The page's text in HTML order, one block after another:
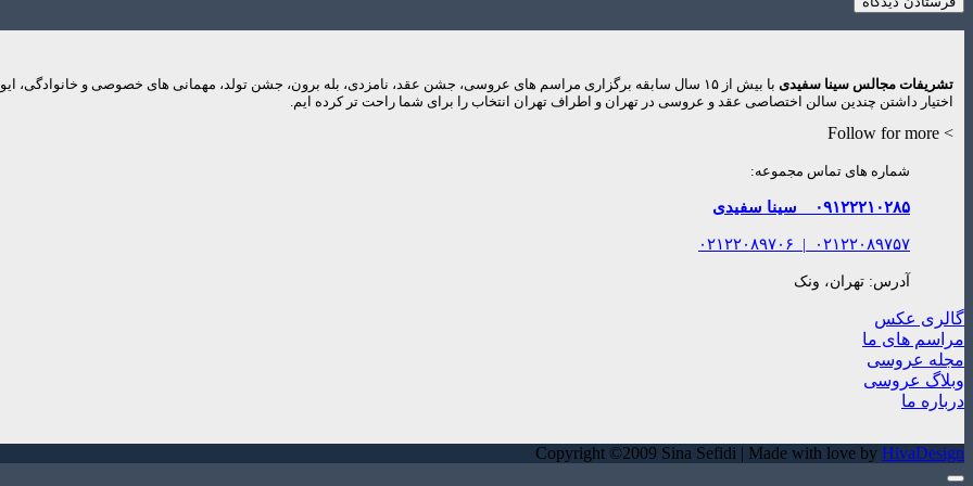
تشریفات مجالس سینا سفیدی
با بیش از ۱۵ سال سابقه برگزاری مراسم های عروسی، جشن عقد، نامزدی، بله برون، جشن تولد، مهمانی های خصوصی و
اختیار داشتن چندین سالن اختصاصی عقد و عروسی در تهران و اطراف تهران انتخاب را برای شما راحت تر کرده ایم.
> Follow for more
شماره های تماس مجموعه:
۰۹۱۲۲۲۱۰۲۸۵ سینا سفیدی
۰۲۱۲۲۰۸۹۷۵۷ | ۰۲۱۲۲۰۸۹۷۰۶
آدرس: تهران، ونک
گالری عکس
مراسم های ما
مجله عروسی
وبلاگ عروسی
درباره ما
Copyright ©2009 Sina Sefidi | Made with love by HivaDesign